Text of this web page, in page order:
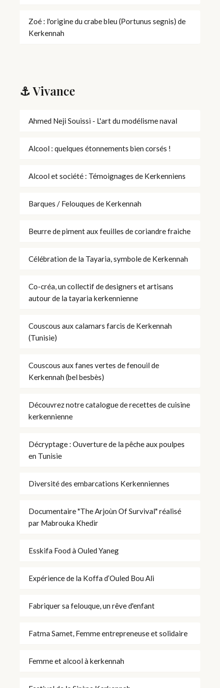
Zoé : l'origine du crabe bleu (Portunus segnis) de
Kerkennah
⚓ Vivance
Ahmed Neji Souissi - L'art du modélisme naval
Alcool : quelques étonnements bien corsés !
Alcool et société : Témoignages de Kerkenniens
Barques / Felouques de Kerkennah
Beurre de piment aux feuilles de coriandre fraiche
Célébration de la Tayaria, symbole de Kerkennah
Co-créa, un collectif de designers et artisans
autour de la tayaria kerkennienne
Couscous aux calamars farcis de Kerkennah
(Tunisie)
Couscous aux fanes vertes de fenouil de
Kerkennah (bel besbès)
Découvrez notre catalogue de recettes de cuisine
kerkennienne
Décryptage : Ouverture de la pêche aux poulpes
en Tunisie
Diversité des embarcations Kerkenniennes
Documentaire "The Arjoùn Of Survival" réalisé
par Mabrouka Khedir
Esskifa Food à Ouled Yaneg
Expérience de la Koffa d’Ouled Bou Ali
Fabriquer sa felouque, un rêve d'enfant
Fatma Samet, Femme entrepreneuse et solidaire
Femme et alcool à kerkennah